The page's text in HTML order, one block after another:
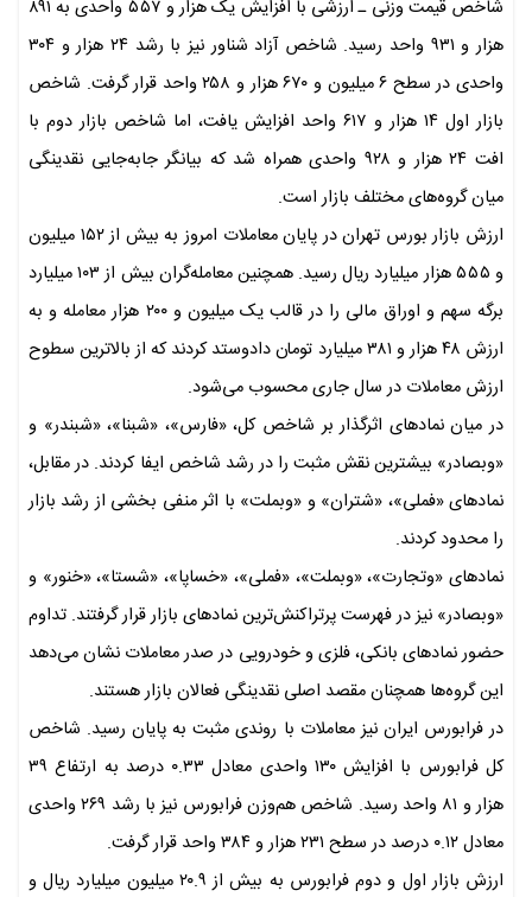
شاخص قیمت وزنی ـ ارزشی با افزایش یک هزار و ۵۵۷ واحدی به ۸۹۱
هزار و ۹۳۱ واحد رسید. شاخص آزاد شناور نیز با رشد ۲۴ هزار و ۳۰۴
واحدی در سطح ۶ میلیون و ۶۷۰ هزار و ۲۵۸ واحد قرار گرفت. شاخص
بازار اول ۱۴ هزار و ۶۱۷ واحد افزایش یافت، اما شاخص بازار دوم با
افت ۲۴ هزار و ۹۲۸ واحدی همراه شد که بیانگر جابه‌جایی نقدینگی
میان گروه‌های مختلف بازار است.
ارزش بازار بورس تهران در پایان معاملات امروز به بیش از ۱۵۲ میلیون
و ۵۵۵ هزار میلیارد ریال رسید. همچنین معامله‌گران بیش از ۱۰۳ میلیارد
برگه سهم و اوراق مالی را در قالب یک میلیون و ۲۰۰ هزار معامله و به
ارزش ۴۸ هزار و ۳۸۱ میلیارد تومان دادوستد کردند که از بالاترین سطوح
ارزش معاملات در سال جاری محسوب می‌شود.
در میان نمادهای اثرگذار بر شاخص کل، «فارس»، «شبنا»، «شبندر» و
«وبصادر» بیشترین نقش مثبت را در رشد شاخص ایفا کردند. در مقابل،
نمادهای «فملی»، «شتران» و «وبملت» با اثر منفی بخشی از رشد بازار
را محدود کردند.
نمادهای «وتجارت»، «وبملت»، «فملی»، «خساپا»، «شستا»، «خنور» و
«وبصادر» نیز در فهرست پرتراکنش‌ترین نمادهای بازار قرار گرفتند. تداوم
حضور نمادهای بانکی، فلزی و خودرویی در صدر معاملات نشان می‌دهد
این گروه‌ها همچنان مقصد اصلی نقدینگی فعالان بازار هستند.
در فرابورس ایران نیز معاملات با روندی مثبت به پایان رسید. شاخص
کل فرابورس با افزایش ۱۳۰ واحدی معادل ۰.۳۳ درصد به ارتفاع ۳۹
هزار و ۸۱ واحد رسید. شاخص هم‌وزن فرابورس نیز با رشد ۲۶۹ واحدی
معادل ۰.۱۲ درصد در سطح ۲۳۱ هزار و ۳۸۴ واحد قرار گرفت.
ارزش بازار اول و دوم فرابورس به بیش از ۲۰.۹ میلیون میلیارد ریال و